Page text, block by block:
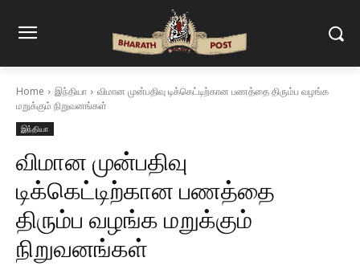
Home இந்தியா
விமான முன்பதிவு டிக்கெட்டிற்கான பணத்தை திரும்ப வழங்க
மறுக்கும் நிறுவனங்கள்
இந்தியா
விமான முன்பதிவு
டிக்கெட்டிற்கான பணத்தை
திரும்ப வழங்க மறுக்கும்
நிறுவனங்கள்